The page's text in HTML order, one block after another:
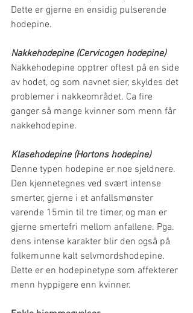
Dette er gjerne en ensidig pulserende
hodepine.
Nakkehodepine (Cervicogen hodepine)
Nakkehodepine opptrer oftest på en side
av hodet, og som navnet sier, skyldes det
problemer i nakkeområdet. Ca fire
ganger så mange kvinner som menn får
nakkehodepine.
Klasehodepine (Hortons hodepine)
Denne typen hodepine er noe sjeldnere.
Den kjennetegnes ved svært intense
smerter, gjerne i et anfallsmønster
varende 15min til tre timer, og man er
gjerne smertefri mellom anfallene. Pga.
dens intense karakter blir den også på
folkemunne kalt selvmordshodepine.
Dette er en hodepinetype som affekterer
menn hyppigere enn kvinner.